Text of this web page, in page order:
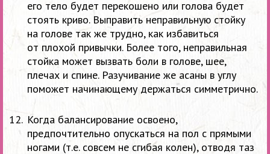
его тело будет перекошено или голова будет
стоять криво. Выправить неправильную стойку
на голове так же трудно, как избавиться
от плохой привычки. Более того, неправильная
стойка может вызвать боли в голове, шее,
плечах и спине. Разучивание же асаны в углу
поможет начинающему держаться симметрично.
Когда балансирование освоено,
предпочтительно опускаться на пол с прямыми
ногами (т.е. совсем не сгибая колен), отводя таз